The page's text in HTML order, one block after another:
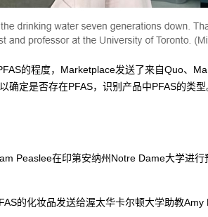
的程度，Marketplace发送了来自Quo、
确定是否存在PFAS，识别产品中PFAS的类
Peaslee在印第安纳州Notre Dame大学进
的化妆品发送给渥太华卡尔顿大学助教Amy